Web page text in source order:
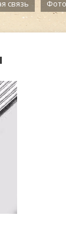
связь Фото